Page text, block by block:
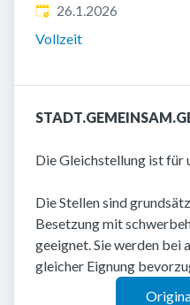
Veröffentlicht
26.1.2026
Vollzeit
Die Gleichstellung ist für
Die Stellen sind
Besetzung mit
geeignet. Sie werden bei
gleicher Eignung